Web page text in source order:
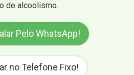
de alcoolismo.
Pelo WhatsApp!
no Telefone Fixo!